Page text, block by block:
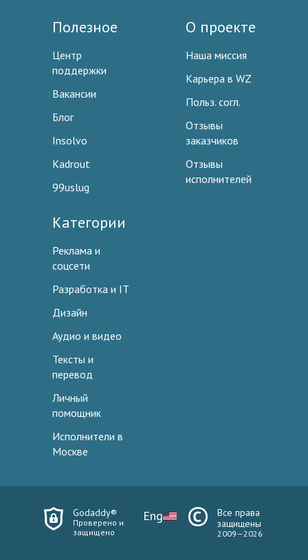
Полезное
Центр
поддержки
Вакансии
Блог
Insolvo
Kadrout
99uslug
О проекте
Наша миссия
Карьера в WZ
Польз. согл.
Отзывы
заказчиков
Отзывы
исполнителей
Категории
Реклама и
соцсети
Разработка и IT
Дизайн
Аудио и видео
Тексты и
перевод
Личный
помощник
Исполнители в
Москве
Godaddy®
Проверено и
защищено
Eng
Все права
защищены
2009—2026